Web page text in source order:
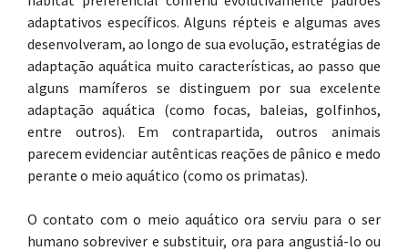
adaptativos específicos. Alguns répteis e algumas aves
desenvolveram, ao longo de sua evolução, estratégias de
adaptação aquática muito características, ao passo que
alguns mamíferos se distinguem por sua excelente
adaptação aquática (como focas, baleias, golfinhos,
entre outros). Em contrapartida, outros animais
parecem evidenciar autênticas reações de pânico e medo
perante o meio aquático (como os primatas).
O contato com o meio aquático ora serviu para o ser
humano sobreviver e substituir, ora para angustiá-lo ou